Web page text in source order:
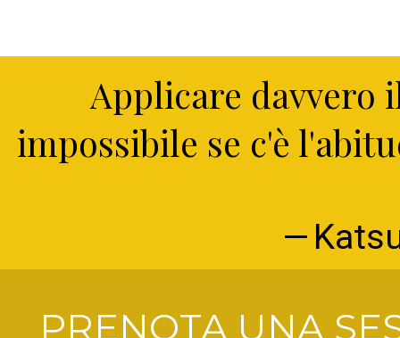
Applicare davvero
impossibile se c'è
PRENOTA UNA